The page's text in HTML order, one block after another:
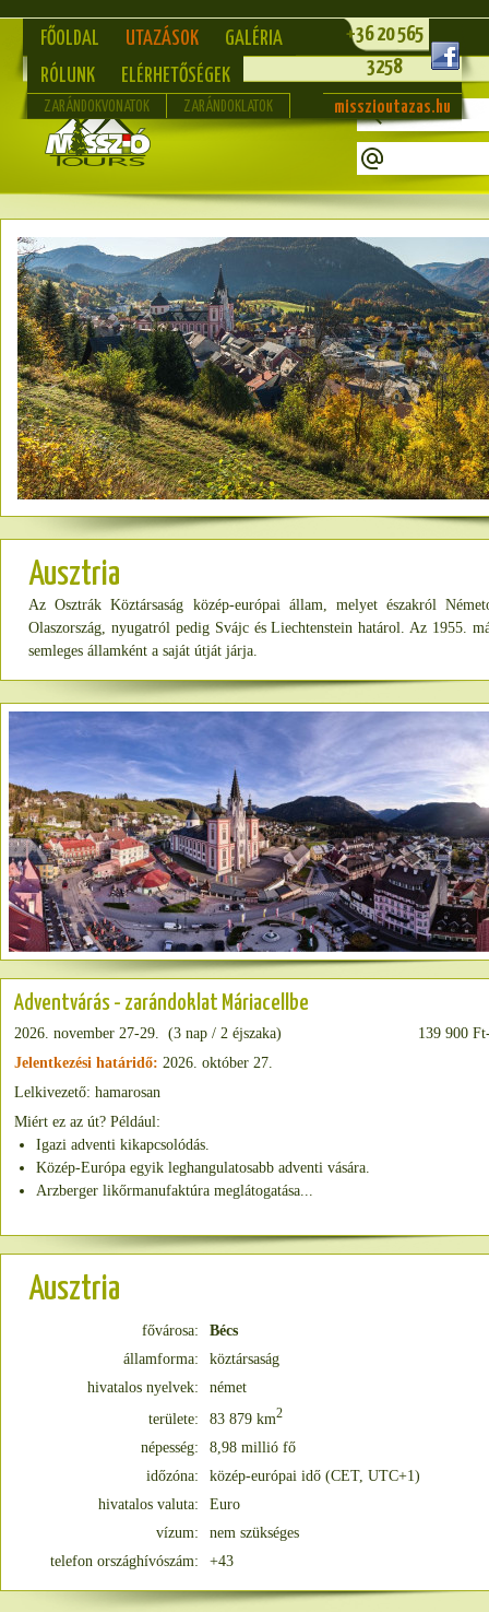
FŐOLDAL UTAZÁSOK
GALÉRIA
RÓLUNK
ELÉRHETŐSÉGEK
+36 20 565
3258
ZARÁNDOKVONATOK ZARÁNDOKLATOK misszioutazas.hu
Ausztria
Az Osztrák Köztársaság közép-európai állam, melyet északról
Olaszország, nyugatról pedig Svájc és Liechtenstein határol. Az 1955.
semleges államként a saját útját járja.
Adventvárás - zarándoklat Máriacellbe
2026. november 27-29. (3 nap / 2 éjszaka)
139 900
Jelentkezési határidő: 2026. október 27.
Lelkivezető: hamarosan
Miért ez az út? Például:
Igazi adventi kikapcsolódás.
Közép-Európa egyik leghangulatosabb adventi vására.
Arzberger likőrmanufaktúra meglátogatása...
Ausztria
fővárosa:
Bécs
államforma:
köztársaság
hivatalos nyelvek:
német
területe:
83 879 km2
népesség:
8,98 millió fő
időzóna:
közép-európai idő (CET, UTC+1)
hivatalos valuta:
Euro
vízum:
nem szükséges
telefon országhívószám:
+43